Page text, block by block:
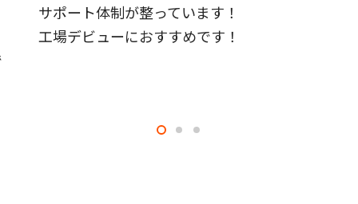
サポート体制が整っています！
工場デビューにおすすめです！